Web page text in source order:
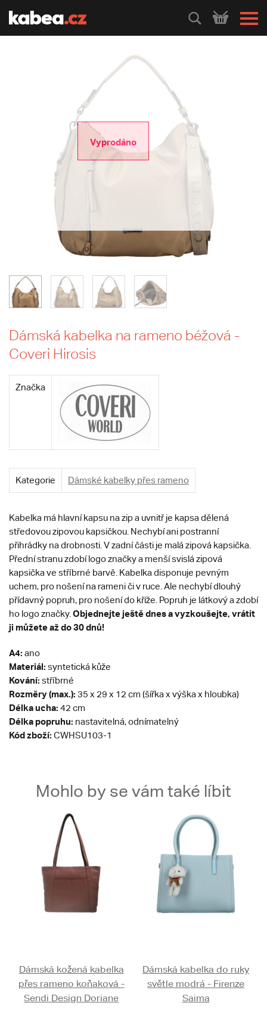
HLEDEJ
Vyprodáno
Dámská kabelka na rameno béžová -
Coveri Hirosis
Značka
Kategorie Dámské kabelky přes rameno
Kabelka má hlavní kapsu na zip a uvnitř je kapsa dělená
středovou zipovou kapsičkou. Nechybí ani postranní
přihrádky na drobnosti. V zadní části je malá zipová kapsička.
Přední stranu zdobí logo značky a menší svislá zipová
kapsička ve stříbrné barvě. Kabelka disponuje pevným
uchem, pro nošení na rameni či v ruce. Ale nechybí dlouhý
přídavný popruh, pro nošení do kříže. Popruh je látkový a zdobí
ho logo značky. Objednejte ještě dnes a vyzkoušejte, vrátit
ji můžete až do 30 dnů!
A4: ano
Materiál: syntetická kůže
Kování: stříbrné
Rozměry (max.): 35 x 29 x 12 cm (šířka x výška x hloubka)
Délka ucha: 42 cm
Délka popruhu: nastavitelná, odnímatelný
Kód zboží: CWHSU103-1
Mohlo by se vám také líbit
Dámská kožená kabelka
přes rameno koňaková -
Sendi Design Doriane
Dámská kabelka do ruky
světle modrá - Firenze
Saima